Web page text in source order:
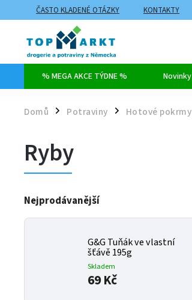
ČASTO KLADENÉ OTÁZKY KONTAKTY
ZPŮSOBY DOPRAVY A PLATBY
% MEGA AKCE TÝDNE % Novinky
Domů / Potraviny / Hotové pokrmy
Ryby
Nejprodávanější
G&G Tuňák ve vlastní
šťávě 195g
Skladem
69 Kč